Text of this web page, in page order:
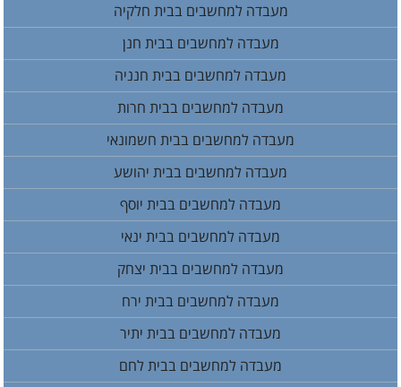
מעבדה למחשבים בבית חלקיה
מעבדה למחשבים בבית חנן
מעבדה למחשבים בבית חנניה
מעבדה למחשבים בבית חרות
מעבדה למחשבים בבית חשמונאי
מעבדה למחשבים בבית יהושע
מעבדה למחשבים בבית יוסף
מעבדה למחשבים בבית ינאי
מעבדה למחשבים בבית יצחק
מעבדה למחשבים בבית ירח
מעבדה למחשבים בבית יתיר
מעבדה למחשבים בבית לחם